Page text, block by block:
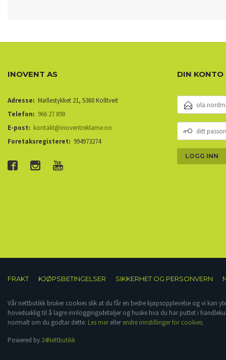
INOVENT AS
Adresse: Møllestykket 21, 5360 Kolltveit
Telefon: 966 27 898
E-post: kontakt@inoventreklame.no
Foretaksregisteret: 994973274
DIN KONTO
POSTADRESSE
PASSORD
FRAKT KJØPSBETINGELSER SIKKERHET OG PERSONVERN
Vår nettbutikk bruker cookies slik at du får en bedre kjøpsopplevelse og vi kan
hovedsaklig til å lagre innloggingsdetaljer og huske hva du har puttet i
normalt om du godtar dette. Les merellerendre innstillinger for cookies.
Powered by 24Nettbutikk